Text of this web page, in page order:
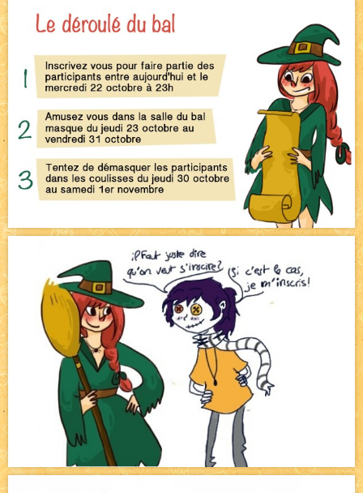
Bienvenue aux nouvell.eaux ! NEW
Bazar NEW
Beyond the cliff (suite) NEW
On retape les miniatures de l'accueil NEW